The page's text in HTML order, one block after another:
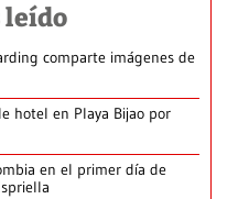
leído
comparte imágenes de
hotel en Playa Bijao por
en el primer día de